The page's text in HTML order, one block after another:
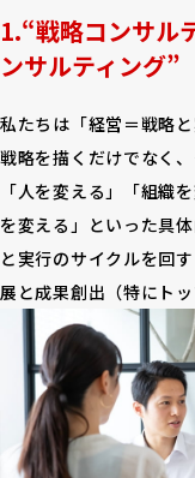
“戦略コンサル
ンサルティング”
私たちは「経営＝戦略
戦略を描くだけでなく
「人を変える」「組織
を変える」といった具
と実行のサイクルを回
展と成果創出（特にト